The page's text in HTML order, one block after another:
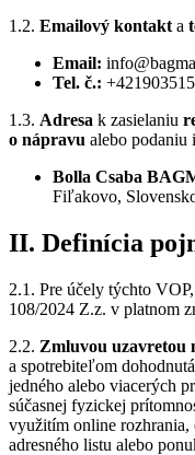
1.2. Emailový kontakt a
Email:
Tel. č.:
1.3. Adresa k zasielaniu
o nápravu alebo podaniu
Bolla Csaba
Fiľakovo,
II. Definícia
2.1. Pre účely týchto
108/2024 Z.z. v platnom
2.2. Zmluvou uzavretou
a spotrebiteľom
jedného alebo viacerých
súčasnej fyzickej
využitím online rozhrania,
adresného listu alebo